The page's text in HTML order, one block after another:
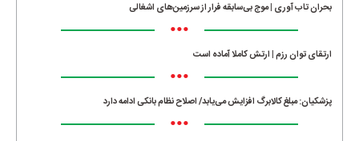
بحران تاب آوری | موج بی‌سابقه فرار از سرزمین‌های اشغالی
•••
ارتقای توان رزم | ارتش کاملا آماده است
•••
پزشکیان: مبلغ کالابرگ افزایش می‌یابد/ اصلاح نظام بانکی ادامه دارد
•••